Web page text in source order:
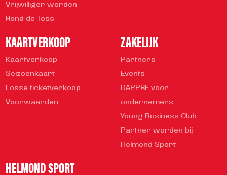
Vrijwilliger worden
Rond de Toss
KAARTVERKOOP
Kaartverkoop
Seizoenkaart
Losse ticketverkoop
Voorwaarden
ZAKELIJK
Partners
Events
DAPPRE voor
ondernemers
Young Business Club
Partner worden bij
Helmond Sport
HELMOND SPORT